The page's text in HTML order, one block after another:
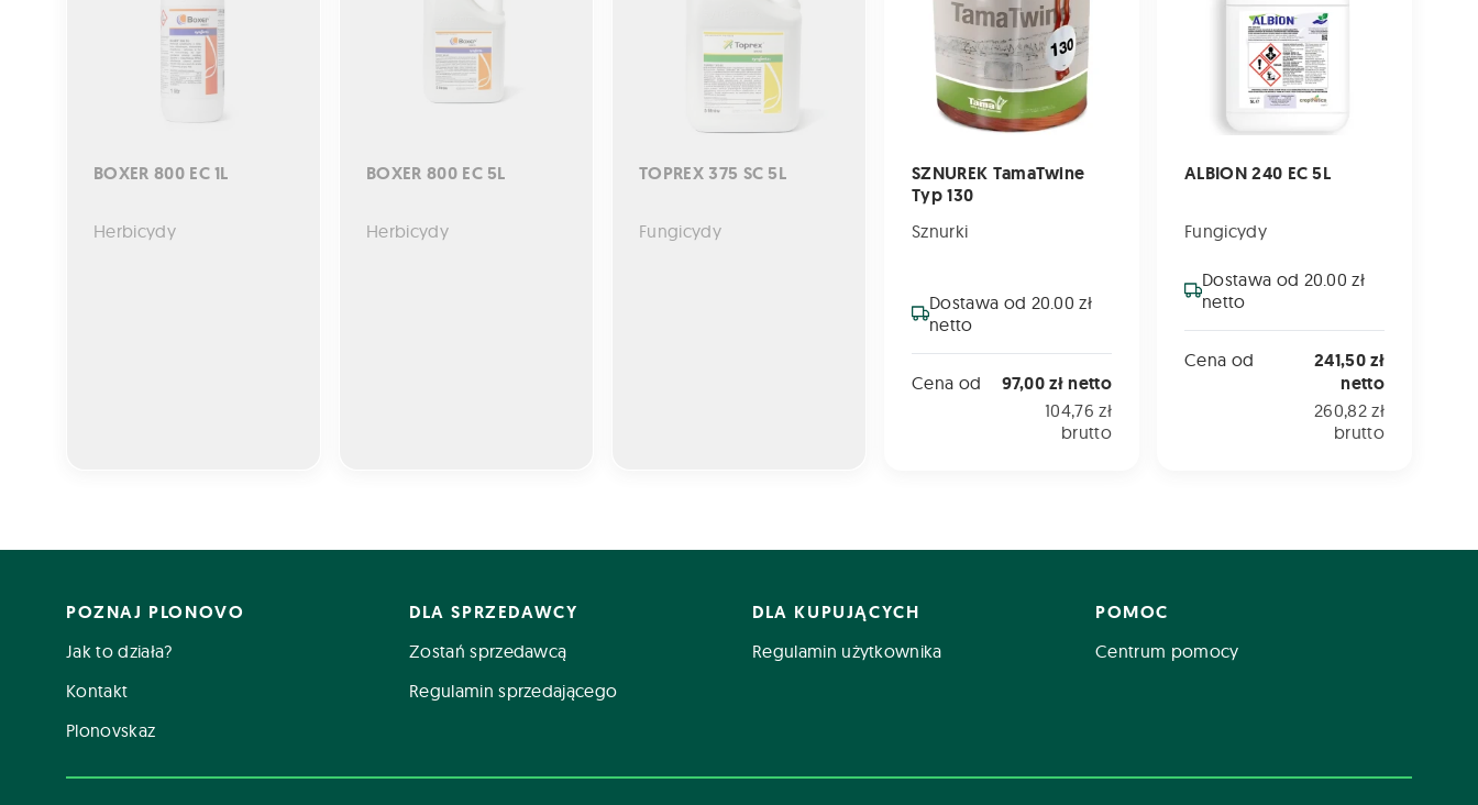
BOXER 800 EC 1L
Herbicydy
BOXER 800 EC 5L
Herbicydy
TOPREX 375 SC 5L
Fungicydy
SZNUREK TamaTwine
Typ 130
Sznurki
Dostawa od 20.00 zł
netto
Cena od 97,00 zł netto
104,76 zł
brutto
ALBION 240 EC 5L
Fungicydy
Dostawa od 20.00 zł
netto
Cena od
241,50 zł
netto
260,82 zł
brutto
POZNAJ PLONOVO
Jak to działa?
Kontakt
Plonovskaz
DLA SPRZEDAWCY
Zostań sprzedawcą
Regulamin sprzedającego
DLA KUPUJĄCYCH
Regulamin użytkownika
POMOC
Centrum pomocy